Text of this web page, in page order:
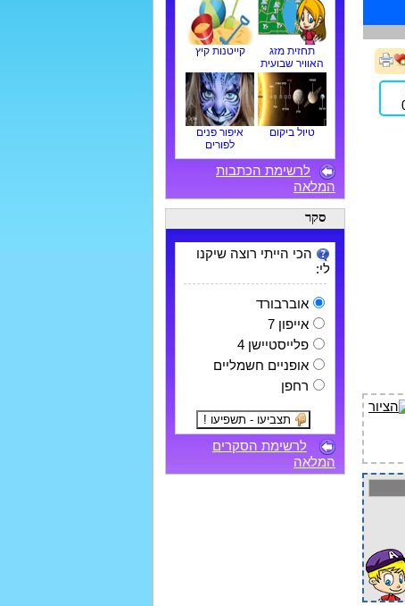
תחזית מזג
האוויר שבועית
קייטנות קיץ
טיול ביקום
איפור פנים
לפורים
לרשימת הכתבות
המלאה
סקר
הכי הייתי רוצה שיקנו
לי:
אוברבורד
אייפון 7
פלייסטיישן 4
אופניים חשמליים
רחפן
לרשימת הסקרים
המלאה